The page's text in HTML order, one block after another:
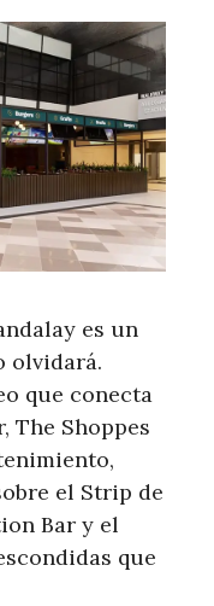
es un
olvidará.
que conecta
The Shoppes
el Strip de
Bar y el
que